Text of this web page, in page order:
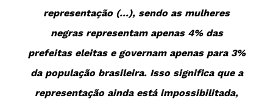
representação (…), sendo as mulheres
negras representam apenas 4% das
prefeitas eleitas e governam apenas para 3%
da população brasileira. Isso significa que a
representação ainda está impossibilitada,